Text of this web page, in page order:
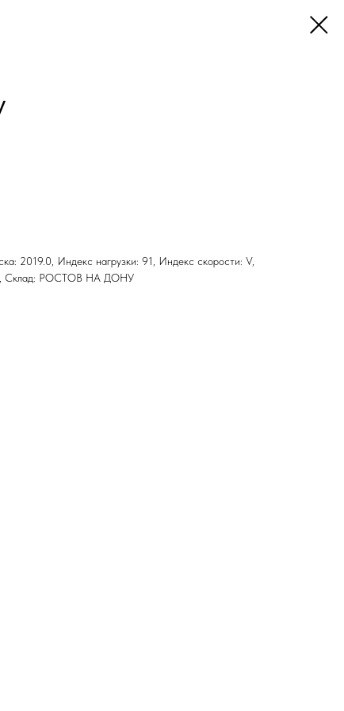
2019.0, Индекс нагрузки: 91, Индекс скорости: V,
Склад: РОСТОВ НА ДОНУ